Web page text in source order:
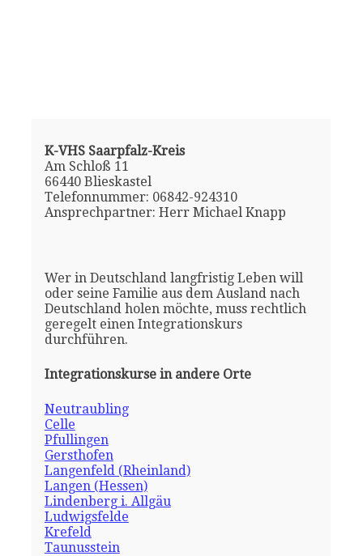
K-VHS Saarpfalz-Kreis
Am Schloß 11
66440 Blieskastel
Telefonnummer: 06842-924310
Ansprechpartner: Herr Michael Knapp
Wer in Deutschland langfristig Leben will
oder seine Familie aus dem Ausland nach
Deutschland holen möchte, muss rechtlich
geregelt einen Integrationskurs
durchführen.
Integrationskurse in andere Orte
Neutraubling
Celle
Pfullingen
Gersthofen
Langenfeld (Rheinland)
Langen (Hessen)
Lindenberg i. Allgäu
Ludwigsfelde
Krefeld
Taunusstein